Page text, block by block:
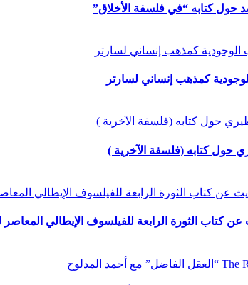
حول كتابه “في فلسفة الأخلاق”
كمذهب إنساني لسارتر
حول كتابه (فلسفة الآخرية )
كتاب الثورة الرابعة للفيلسوف الإيطالي المعاصر